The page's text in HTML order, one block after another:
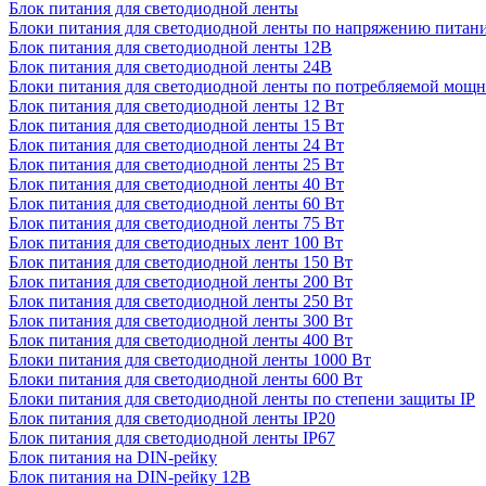
Блок питания для светодиодной ленты
Блоки питания для светодиодной ленты по напряжению
Блок питания для светодиодной ленты 12В
Блок питания для светодиодной ленты 24В
Блоки питания для светодиодной ленты по потребляемой
Блок питания для светодиодной ленты 12 Вт
Блок питания для светодиодной ленты 15 Вт
Блок питания для светодиодной ленты 24 Вт
Блок питания для светодиодной ленты 25 Вт
Блок питания для светодиодной ленты 40 Вт
Блок питания для светодиодной ленты 60 Вт
Блок питания для светодиодной ленты 75 Вт
Блок питания для светодиодных лент 100 Вт
Блок питания для светодиодной ленты 150 Вт
Блок питания для светодиодной ленты 200 Вт
Блок питания для светодиодной ленты 250 Вт
Блок питания для светодиодной ленты 300 Вт
Блок питания для светодиодной ленты 400 Вт
Блоки питания для светодиодной ленты 1000 Вт
Блоки питания для светодиодной ленты 600 Вт
Блоки питания для светодиодной ленты по степени защиты IP
Блок питания для светодиодной ленты IP20
Блок питания для светодиодной ленты IP67
Блок питания на DIN-рейку
Блок питания на DIN-рейку 12В